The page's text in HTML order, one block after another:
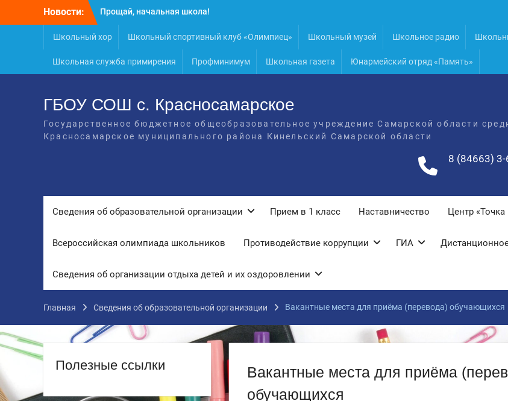
Новости:
Расписание консультаций выпускников
9 класса
Класс года
Последний звонок
Онлайн-урок от Академии ТОП
«Ребёнок не прошёл на бюджет. Как
семейный бюджет»
Школьный хор Школьный спортивный клуб «Олимпиец» Школьный музей Школьное радио
Школьная служба примирения Профминимум Школьная газета Юнармейский отряд «Память»
ГБОУ СОШ с. Красносамарское
Государственное бюджетное общеобразовательное учреждение Самарской области
Красносамарское муниципального района Кинельский Самарской области
8 (84663) 3-
Cведения об образовательной организации Прием в 1 класс Наставничество Центр «Точка
Всероссийская олимпиада школьников Противодействие коррупции ГИА
Сведения об организации отдыха детей и их оздоровлении
Главная Cведения об образовательной организации Вакантные места для приёма (перевода) обучающихся
Вакантные места для приёма
обучающихся
Полезные ссылки